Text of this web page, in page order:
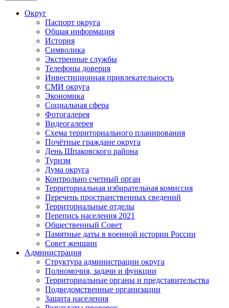
Округ
Паспорт округа
Общая информация
История
Символика
Экстренные службы
Телефоны доверия
Инвестиционная привлекательность
СМИ округа
Экономика
Социальная сфера
Фотогалерея
Видеогалерея
Схема территориального планирования
Почётные граждане округа
День Шпаковского района
Туризм
Дума округа
Контрольно счетный орган
Территориальная избирательная комиссия
Перечень пространственных сведений
Территориальные отделы
Перепись населения 2021
Общественный Совет
Памятные даты в военной истории России
Совет женщин
Администрация
Структура администрации округа
Полномочия, задачи и функции
Территориальные органы и представительства
Подведомственные организации
Защита населения